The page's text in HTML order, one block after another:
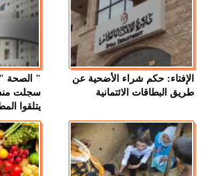
الإفتاء: حكم شراء الأضحية عن
طريق البطاقات الائتمانية
سجلت
يتلقوا